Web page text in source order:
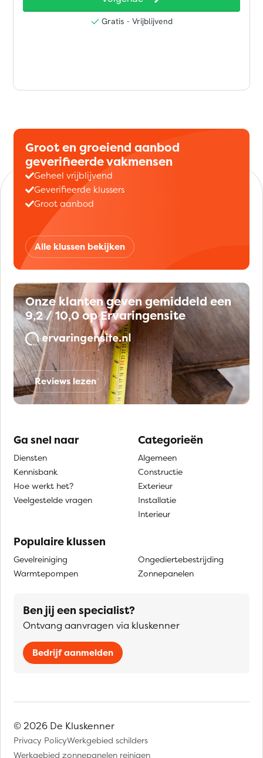
Groot en groeiend aanbod
geverifieerde vakmensen
Geheel vrijblijvend
Geverifieerde klussers
Groot aanbod
Alle klussen bekijken
Onze klanten geven gemiddeld een
9,2 / 10,0 op Ervaringensite
Reviews lezen
Ga snel naar
Diensten
Kennisbank
Hoe werkt het?
Veelgestelde vragen
Categorieën
Algemeen
Constructie
Exterieur
Installatie
Interieur
Populaire klussen
Gevelreiniging
Warmtepompen
Ongediertebestrijding
Zonnepanelen
Ben jij een specialist?
Ontvang aanvragen via kluskenner
Bedrijf aanmelden
© 2026 De Kluskenner
Privacy PolicyWerkgebied schilders
Werkgebied zonnepanelen reinigen